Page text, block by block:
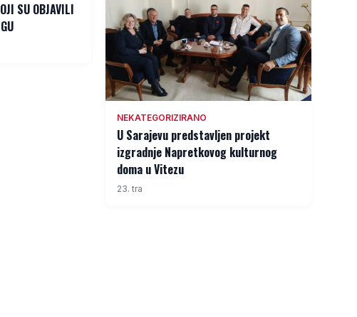
SU OBJAVILI
NEKATEGORIZIRANO
U Sarajevu predstavljen projekt
izgradnje Napretkovog kulturnog
doma u Vitezu
23. tra